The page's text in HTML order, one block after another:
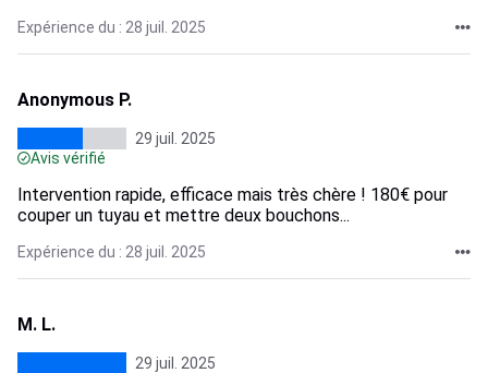
Expérience du : 28 juil. 2025
Anonymous P.
29 juil. 2025
Avis vérifié
Intervention rapide, efficace mais très chère ! 180€ pour
couper un tuyau et mettre deux bouchons...
Expérience du : 28 juil. 2025
M. L.
29 juil. 2025